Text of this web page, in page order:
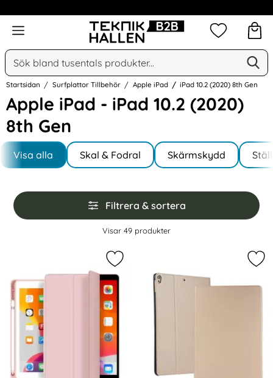
Meny
Sök
Sök på Narse Group AB
Mina
Startsidan Surfplattor Tillbehör Apple iPad iPad 10.2 (2020) 8th Gen
Apple iPad - iPad 10.2 (2020)
8th Gen
Hoppa
produkter
Underkategorier
Visa alla
I iPad 10.2 (2020) 8th Gen
Skal & Fodral Skärmskydd
Hoppa
över
filtersektionen
Filtrera & sortera
Filtrera & sortera
Visar 49 produkter
Markera tech-Protect iPad 10.2